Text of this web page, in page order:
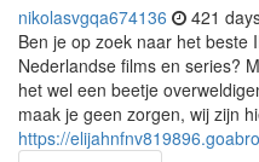
nikolasvgqa674136 421
Ben je op zoek naar het beste
Nederlandse films en series?
het wel een beetje
maak je geen zorgen, wij zijn
https://